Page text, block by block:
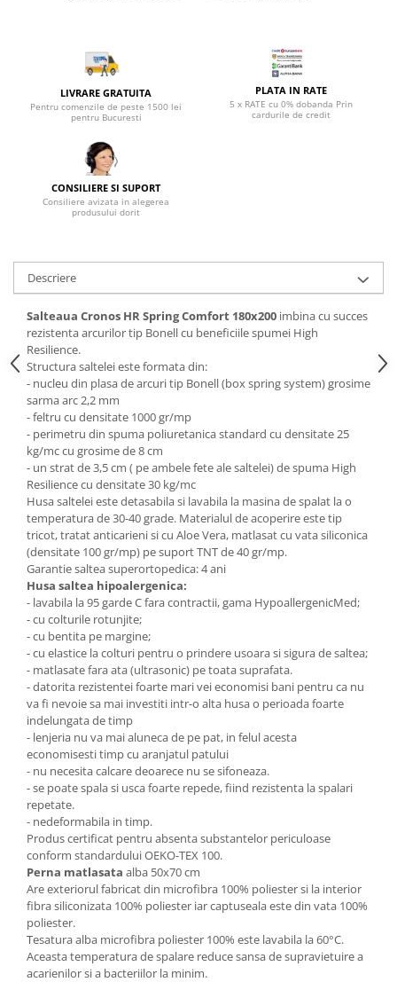
Stender haine
Suport pentru umerase
Mobilier gradinita
Mese gradinita
Scaune gradinita
Set mese si scaune gradinita
Mobila camera copii
Scaune birou pentru copii
Saltele patuturi copii
Paturi copii
Masa si scaune gradinita
Seturi comode living si dormitor
LIVRARE GRATUITA
Pentru comenzile de peste 1500 lei
pentru Bucuresti
PLATA IN RATE
5 x RATE cu 0% dobanda Prin
cardurile de credit
CONSILIERE SI SUPORT
Consiliere avizata in alegerea
produsului dorit
Descriere
Salteaua Cronos HR Spring Comfort 180x200 imbina cu succes
rezistenta arcurilor tip Bonell cu beneficiile spumei High
Resilience.
Structura saltelei este formata din:
- nucleu din plasa de arcuri tip Bonell (box spring system) grosime
sarma arc 2,2 mm
- feltru cu densitate 1000 gr/mp
- perimetru din spuma poliuretanica standard cu densitate 25
kg/mc cu grosime de 8 cm
- un strat de 3,5 cm ( pe ambele fete ale saltelei) de spuma High
Resilience cu densitate 30 kg/mc
Husa saltelei este detasabila si lavabila la masina de spalat la o
temperatura de 30-40 grade. Materialul de acoperire este tip
tricot, tratat anticarieni si cu Aloe Vera, matlasat cu vata siliconica
(densitate 100 gr/mp) pe suport TNT de 40 gr/mp.
Garantie saltea superortopedica: 4 ani
Husa saltea hipoalergenica:
- lavabila la 95 garde C fara contractii, gama HypoallergenicMed;
- cu colturile rotunjite;
- cu bentita pe margine;
- cu elastice la colturi pentru o prindere usoara si sigura de saltea;
- matlasate fara ata (ultrasonic) pe toata suprafata.
- datorita rezistentei foarte mari vei economisi bani pentru ca nu
va fi nevoie sa mai investiti intr-o alta husa o perioada foarte
indelungata de timp
- lenjeria nu va mai aluneca de pe pat, in felul acesta
economisesti timp cu aranjatul patului
- nu necesita calcare deoarece nu se sifoneaza.
- se poate spala si usca foarte repede, fiind rezistenta la spalari
repetate.
- nedeformabila in timp.
Produs certificat pentru absenta substantelor periculoase
conform standardului OEKO-TEX 100.
Perna matlasata alba 50x70 cm
Are exteriorul fabricat din microfibra 100% poliester si la interior
fibra siliconizata 100% poliester iar captuseala este din vata 100%
poliester.
Tesatura alba microfibra poliester 100% este lavabila la 60°C.
Aceasta temperatura de spalare reduce sansa de supravietuire a
acarienilor si a bacteriilor la minim.